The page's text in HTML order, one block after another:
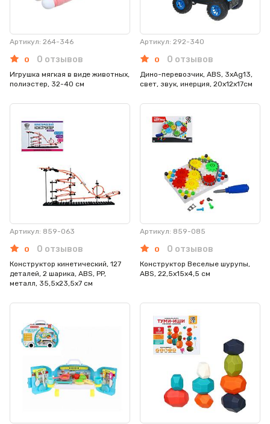
Артикул: 264-346
0 0 отзывов
Игрушка мягкая в виде животных,
полиэстер, 32-40 см
Артикул: 292-340
0 0 отзывов
Дино-перевозчик, ABS, 3хAg13,
свет, звук, инерция, 20х12х17см
Артикул: 859-063
0 0 отзывов
Конструктор кинетический, 127
деталей, 2 шарика, ABS, PP,
металл, 35,5х23,5х7 см
Артикул: 859-085
0 0 отзывов
Конструктор Веселые шурупы,
ABS, 22,5x15x4,5 см